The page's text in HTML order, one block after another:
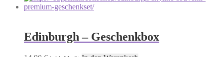
Edinburgh – Geschenkbox